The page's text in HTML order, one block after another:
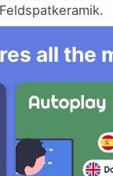
all the